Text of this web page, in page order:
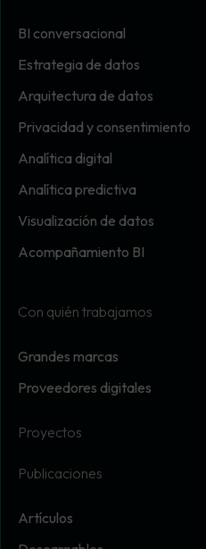
BI conversacional
Estrategia de datos
Arquitectura de datos
Privacidad y consentimiento
Analítica digital
Analítica predictiva
Visualización de datos
Acompañamiento BI
Con quién trabajamos
Grandes marcas
Proveedores digitales
Proyectos
Publicaciones
Artículos